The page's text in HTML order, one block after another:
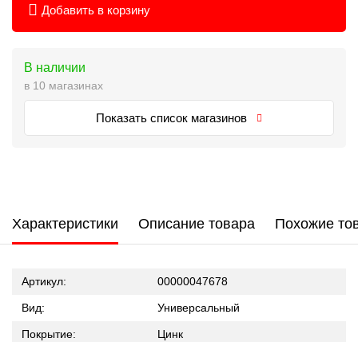
Добавить в корзину
В наличии
в 10 магазинах
Показать список магазинов
Характеристики Описание товара Похожие
Артикул: 00000047678
Вид: Универсальный
Покрытие: Цинк